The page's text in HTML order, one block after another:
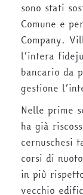
sono stati
Comune e
Company.
l’intera
bancario da
gestione
Nelle prime
ha già
cernuschesi
corsi di
in più
vecchio